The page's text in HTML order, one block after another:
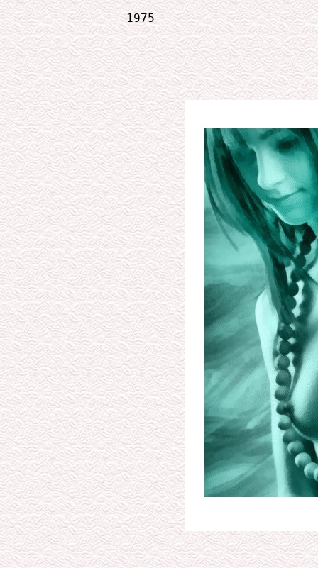
             1975